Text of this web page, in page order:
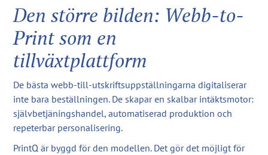
Den större bilden: Webb-to-
Print som en
tillväxtplattform
De bästa webb-till-utskriftsuppställningarna digitaliserar
inte bara beställningen. De skapar en skalbar intäktsmotor:
självbetjäningshandel, automatiserad produktion och
repeterbar personalisering.
PrintQ är byggd för den modellen. Det gör det möjligt för